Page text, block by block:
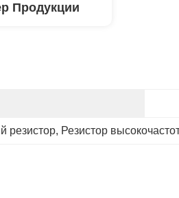
Продукции
резистор, Резистор